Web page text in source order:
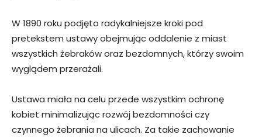
W 1890 roku podjęto radykalniejsze kroki pod
pretekstem ustawy obejmując oddalenie z miast
wszystkich żebraków oraz bezdomnych, którzy swoim
wyglądem przerażali.
Ustawa miała na celu przede wszystkim ochronę
kobiet minimalizując rozwój bezdomności czy
czynnego żebrania na ulicach. Za takie zachowanie